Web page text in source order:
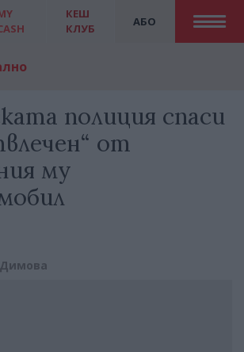
АБО
КЕШ
КЛУБ
полиция спаси
от
му